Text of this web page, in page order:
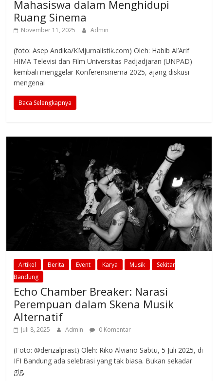
Mahasiswa dalam Menghidupi
Ruang Sinema
November 11, 2025 Admin
(foto: Asep Andika/KMjurnalistik.com) Oleh: Habib Al’Arif
HIMA Televisi dan Film Universitas Padjadjaran (UNPAD)
kembali menggelar Konferensinema 2025, ajang diskusi
mengenai
Baca Selengkapnya
Artikel Berita Event Karya Musik
Sekitar
Bandung
Echo Chamber Breaker: Narasi
Perempuan dalam Skena Musik
Alternatif
Juli 8, 2025 Admin 0 Komentar
(Foto: @derizalprast) Oleh: Riko Alviano Sabtu, 5 Juli 2025, di
IFI Bandung ada selebrasi yang tak biasa. Bukan sekadar
gig,